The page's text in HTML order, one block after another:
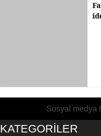
Sosyal medya
KATEGORİLER